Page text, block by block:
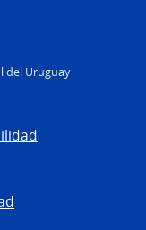
del Uruguay